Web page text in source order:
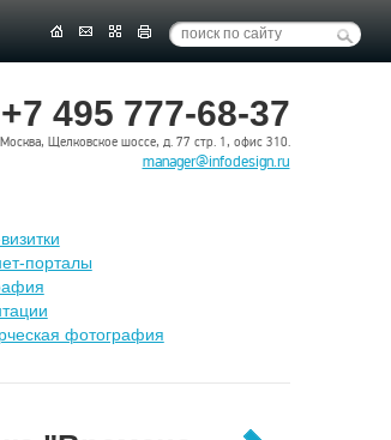
+7 495 777-68-37
Щелковское шоссе, д. 77 стр. 1, офис 310.
manager@infodesign.ru
порталы
фотография